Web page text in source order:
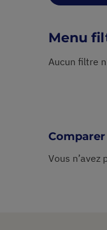
Menu
Aucun filtre
Vous n’avez